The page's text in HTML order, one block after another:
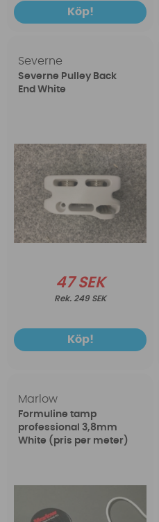
Köp!
Severne
Severne Pulley Back
End White
47 SEK
249 SEK
Köp!
Marlow
Formuline tamp
professional 3,8mm
White (pris per meter)